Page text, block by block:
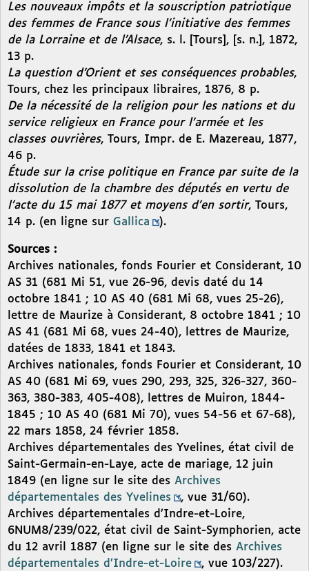
Les nouveaux impôts et la souscription patriotique
des femmes de France sous l’initiative des femmes
de la Lorraine et de l’Alsace, s. l. [Tours], [s. n.], 1872,
13 p.
La question d’Orient et ses conséquences probables,
Tours, chez les principaux libraires, 1876, 8 p.
De la nécessité de la religion pour les nations et du
service religieux en France pour l’armée et les
classes ouvrières, Tours, Impr. de E. Mazereau, 1877,
46 p.
Étude sur la crise politique en France par suite de la
dissolution de la chambre des députés en vertu de
l’acte du 15 mai 1877 et moyens d’en sortir, Tours,
14 p. (en ligne sur Gallica ).
Sources :
Archives nationales, fonds Fourier et Considerant, 10
AS 31 (681 Mi 51, vue 26-96, devis daté du 14
octobre 1841 ; 10 AS 40 (681 Mi 68, vues 25-26),
lettre de Maurize à Considerant, 8 octobre 1841 ; 10
AS 41 (681 Mi 68, vues 24-40), lettres de Maurize,
datées de 1833, 1841 et 1843.
Archives nationales, fonds Fourier et Considerant, 10
AS 40 (681 Mi 69, vues 290, 293, 325, 326-327, 360-
363, 380-383, 405-408), lettres de Muiron, 1844-
1845 ; 10 AS 40 (681 Mi 70), vues 54-56 et 67-68),
22 mars 1858, 24 février 1858.
Archives départementales des Yvelines, état civil de
Saint-Germain-en-Laye, acte de mariage, 12 juin
1849 (en ligne sur le site des Archives
départementales des Yvelines
, vue 31/60).
Archives départementales d’Indre-et-Loire,
6NUM8/239/022, état civil de Saint-Symphorien, acte
du 12 avril 1887 (en ligne sur le site des Archives
départementales d’Indre-et-Loire
, vue 103/227).